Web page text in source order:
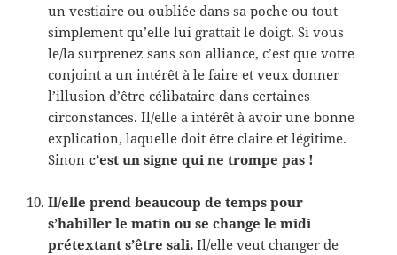
un vestiaire ou oubliée dans sa poche ou tout
simplement qu’elle lui grattait le doigt. Si vous
le/la surprenez sans son alliance, c’est que votre
conjoint a un intérêt à le faire et veux donner
l’illusion d’être célibataire dans certaines
circonstances. Il/elle a intérêt à avoir une bonne
explication, laquelle doit être claire et légitime.
Sinonc’est un signe qui ne trompe pas !
Il/elle prend beaucoup de temps pour
s’habiller le matin ou se change le midi
prétextant s’être sali. Il/elle veut changer de